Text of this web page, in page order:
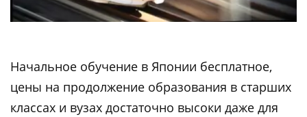
Начальное обучение в Японии бесплатное,
цены на продолжение образования в старших
классах и вузах достаточно высоки даже для